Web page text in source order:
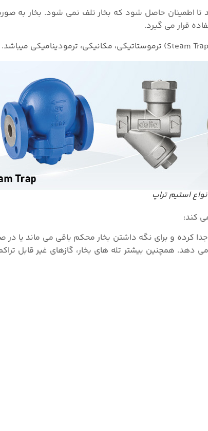
تا اطمینان حاصل شود که بخار تلف نمی شود. بخار به
قرار می گیرد.
استیم تراپ
کند:
کرده و برای نگه داشتن بخار محکم باقی می ماند یا در
همچنین بیشتر تله های بخار، گازهای غیر قابل